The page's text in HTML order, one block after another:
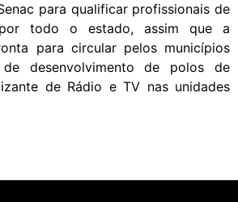
para qualificar profissionais de
todo o estado, assim que a
para circular pelos municípios
de desenvolvimento de polos de
de Rádio e TV nas unidades